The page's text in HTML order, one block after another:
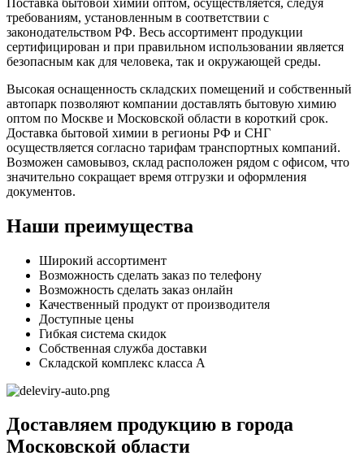
требованиям, установленным в соответствии с
законодательством РФ. Весь ассортимент продукции
сертифицирован и при правильном использовании является
безопасным как для человека, так и окружающей среды.
Высокая оснащенность складских помещений и собственный
автопарк позволяют компании доставлять бытовую химию
оптом по Москве и Московской области в короткий срок.
Доставка бытовой химии в регионы РФ и СНГ
осуществляется согласно тарифам транспортных компаний.
Возможен самовывоз, склад расположен рядом с офисом, что
значительно сокращает время отгрузки и оформления
документов.
Наши преимущества
Широкий ассортимент
Возможность сделать заказ по телефону
Возможность сделать заказ онлайн
Качественный продукт от производителя
Доступные цены
Гибкая система скидок
Собственная служба доставки
Складской комплекс класса А
Доставляем продукцию в города
Московской области